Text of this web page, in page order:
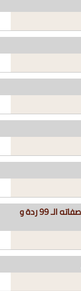
للكبار فقط +18 قناة Mbc3 – تستهزء بأسماء الله وصفاته الـ 99 ردة و